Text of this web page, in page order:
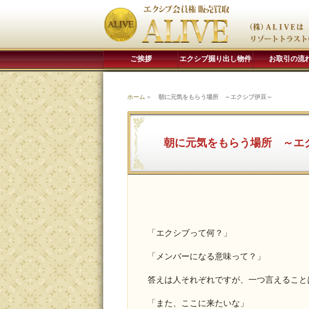
ご挨拶 エクシブ掘り出し物件 お取引の流
ホーム » 朝に元気をもらう場所 ～エクシブ伊豆～
朝に元気をもらう場所 ～エ
「エクシブって何？」
「メンバーになる意味って？」
答えは人それぞれですが、一つ言えること
「また、ここに来たいな」